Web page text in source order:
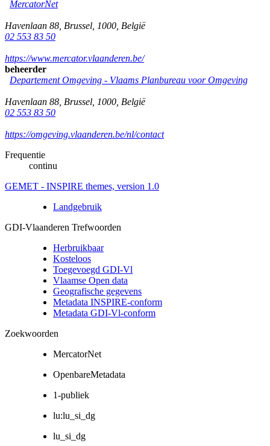
MercatorNet
Havenlaan 88 Brussel 1000 België
02 553 83 50
https://www.mercator.vlaanderen.be/
beheerder
Departement Omgeving - Vlaams Planbureau voor Omgeving
Havenlaan 88 Brussel 1000 België
02 553 83 50
https://omgeving.vlaanderen.be/nl/contact
Frequentie
continu
GEMET - INSPIRE themes, version 1.0
Landgebruik
GDI-Vlaanderen Trefwoorden
Herbruikbaar
Kosteloos
Toegevoegd GDI-Vl
Vlaamse Open data
Geografische gegevens
Metadata INSPIRE-conform
Metadata GDI-Vl-conform
Zoekwoorden
MercatorNet
OpenbareMetadata
1-publiek
lu:lu_si_dg
lu_si_dg